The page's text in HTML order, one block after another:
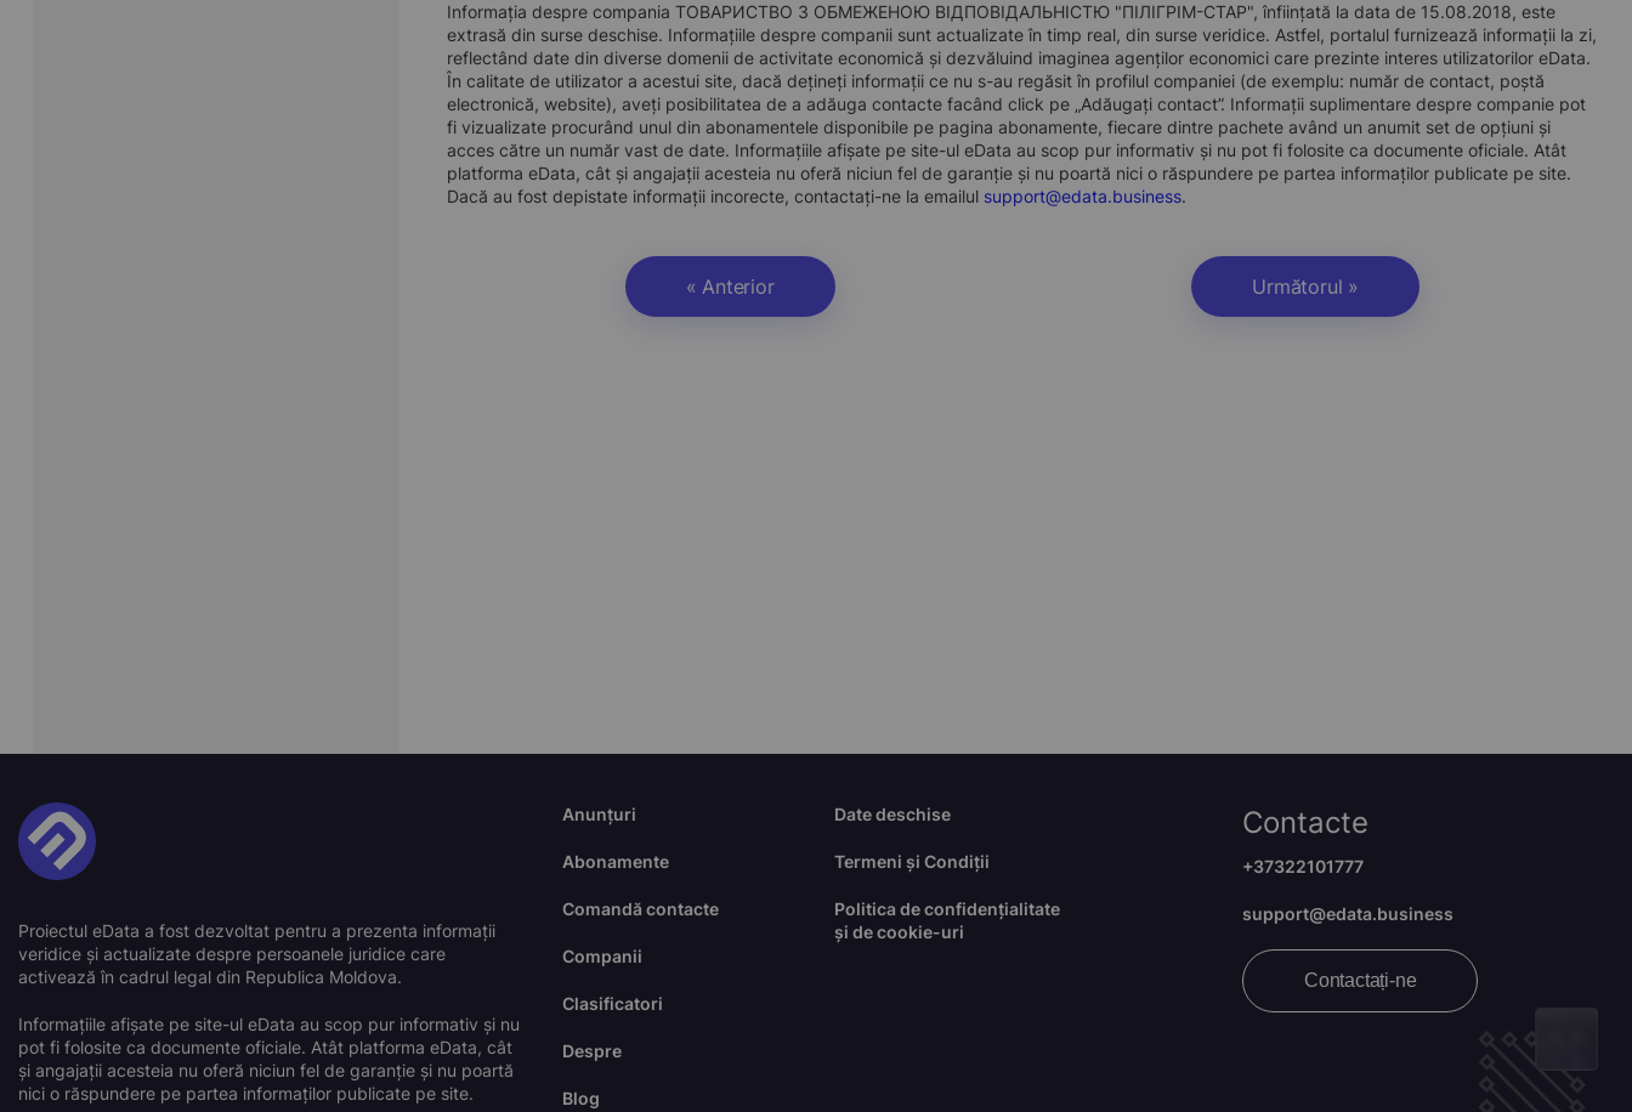
Informația despre compania ТОВАРИСТВО З ОБМЕЖЕНОЮ ВІДПОВІДАЛЬНІСТЮ "ПІЛІГРІМ-СТАР", înființată la data de 15.08.2018, este
extrasă din surse deschise. Informațiile despre companii sunt actualizate în timp real, din surse veridice. Astfel, portalul furnizează informații la zi,
reflectând date din diverse domenii de activitate economică și dezvăluind imaginea agenților economici care prezinte interes utilizatorilor eData.
În calitate de utilizator a acestui site, dacă dețineți informații ce nu s-au regăsit în profilul companiei (de exemplu: număr de contact, poștă
electronică, website), aveți posibilitatea de a adăuga contacte facând click pe „Adăugați contact”. Informații suplimentare despre companie pot
fi vizualizate procurând unul din abonamentele disponibile pe pagina abonamente, fiecare dintre pachete având un anumit set de opțiuni și
acces către un număr vast de date. Informațiile afișate pe site-ul eData au scop pur informativ și nu pot fi folosite ca documente oficiale. Atât
platforma eData, cât și angajații acesteia nu oferă niciun fel de garanție și nu poartă nici o răspundere pe partea informaților publicate pe site.
Dacă au fost depistate informații incorecte, contactați-ne la emailul support@edata.business.
« Anterior Următorul »
Proiectul eData a fost dezvoltat pentru a prezenta informații
veridice și actualizate despre persoanele juridice care
activează în cadrul legal din Republica Moldova.
Informațiile afișate pe site-ul eData au scop pur informativ și nu
pot fi folosite ca documente oficiale. Atât platforma eData, cât
și angajații acesteia nu oferă niciun fel de garanție și nu poartă
nici o răspundere pe partea informaților publicate pe site.
Anunțuri
Abonamente
Comandă contacte
Companii
Clasificatori
Despre
Blog
Date deschise
Termeni și Condiții
Politica de confidențialitate
și de cookie-uri
Contacte
+37322101777
support@edata.business
Contactați-ne